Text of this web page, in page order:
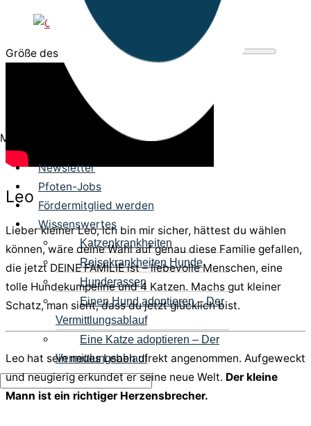
Menü
Newsletter
Pfoten-Jobs
Fördermitglied werden
Wissenswertes
Katzenkrankheiten
Reisekrankheiten Hunde
Hunderassen
Einen Hund adoptieren – Der
Vermittlungsablauf
Eine Katze adoptieren – Der
Vermittlungsablauf
Größe des Videobereichs anpassen
Leo
Lieber kleiner Leo, ich bin mir sicher, hättest du wählen
können, wäre deine Wahl auf genau diese Familie gefallen,
die jetzt DEINE FAMILIE ist – liebevolle Menschen, eine
tolle Hundekumpeline und 4 Katzen. Machs gut kleiner
Schatz, man sieht, dass du jetzt glücklich bist.
Leo hat sein neues Leben direkt angenommen. Aufgeweckt
und neugierig erkundet er seine neue Welt. Der kleine
Mann ist ein richtiger Herzensbrecher.